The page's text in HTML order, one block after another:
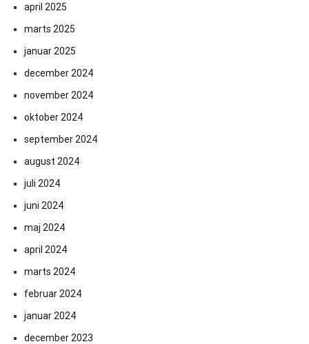
april 2025
marts 2025
januar 2025
december 2024
november 2024
oktober 2024
september 2024
august 2024
juli 2024
juni 2024
maj 2024
april 2024
marts 2024
februar 2024
januar 2024
december 2023